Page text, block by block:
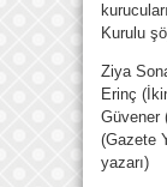
Kurulu
Ziya
Erinç
Güvener
(Gazete
yazarı)